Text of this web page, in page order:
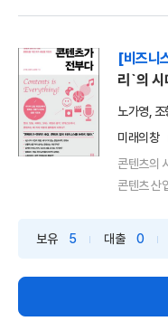
[비즈니
리`의 시
노가영, 조
미래의창
콘텐츠의
콘텐츠 산
보유 5 대출 0